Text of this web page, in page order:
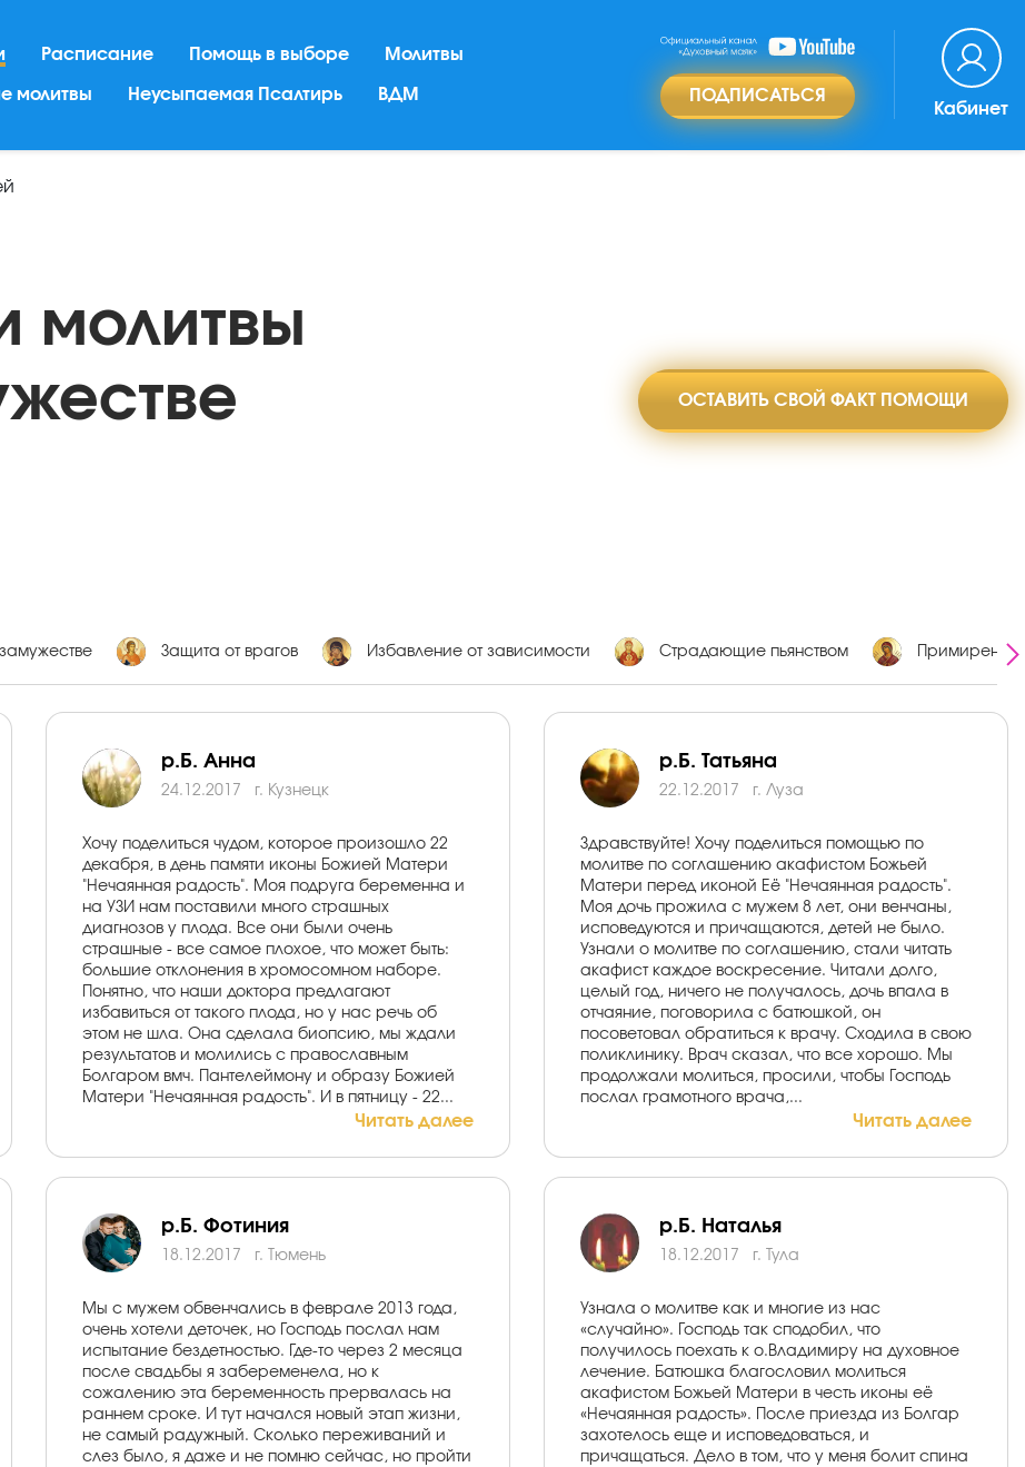
Расписание Помощь в выборе Молитвы
молитвы Неусыпаемая Псалтирь ВДМ ПОДПИСАТЬСЯ
Кабинет
молитвы
ОСТАВИТЬ СВОЙ ФАКТ ПОМОЩИ
Защита от врагов Избавление от зависимости Страдающие пьянством
р.Б. Анна
24.12.2017 г. Кузнецк
Хочу поделиться чудом, которое произошло 22
декабря, в день памяти иконы Божией Матери
"Нечаянная радость". Моя подруга беременна и
на УЗИ нам поставили много страшных
диагнозов у плода. Все они были очень
страшные - все самое плохое, что может быть:
большие отклонения в хромосомном наборе.
Понятно, что наши доктора предлагают
избавиться от такого плода, но у нас речь об
этом не шла. Она сделала биопсию, мы ждали
результатов и молились с православным
Болгаром вмч. Пантелеймону и образу Божией
Матери "Нечаянная радость". И в пятницу - 22...
Читать далее
р.Б. Татьяна
22.12.2017 г. Луза
Здравствуйте! Хочу поделиться помощью по
молитве по соглашению акафистом Божьей
Матери перед иконой Её "Нечаянная радость".
Моя дочь прожила с мужем 8 лет, они венчаны,
исповедуются и причащаются, детей не было.
Узнали о молитве по соглашению, стали читать
акафист каждое воскресение. Читали долго,
целый год, ничего не получалось, дочь впала в
отчаяние, поговорила с батюшкой, он
посоветовал обратиться к врачу. Сходила в свою
поликлинику. Врач сказал, что все хорошо. Мы
продолжали молиться, просили, чтобы Господь
послал грамотного врача,...
Читать далее
р.Б. Фотиния
18.12.2017 г. Тюмень
Мы с мужем обвенчались в феврале 2013 года,
очень хотели деточек, но Господь послал нам
испытание бездетностью. Где-то через 2 месяца
после свадьбы я забеременела, но к
сожалению эта беременность прервалась на
раннем сроке. И тут начался новый этап жизни,
не самый радужный. Сколько переживаний и
слез было, я даже и не помню сейчас, но пройти
р.Б. Наталья
18.12.2017 г. Тула
Узнала о молитве как и многие из нас
«случайно». Господь так сподобил, что
получилось поехать к о.Владимиру на духовное
лечение. Батюшка благословил молиться
акафистом Божьей Матери в честь иконы её
«Нечаянная радость». После приезда из Болгар
захотелось еще и исповедоваться, и
причащаться. Дело в том, что у меня болит спина